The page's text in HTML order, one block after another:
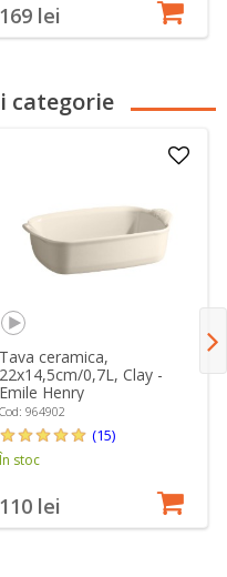
169 lei
categorie
Tava ceramica,
22x14,5cm/0,7L, Clay -
Emile Henry
Cod: 964902
(15)
În stoc
110 lei